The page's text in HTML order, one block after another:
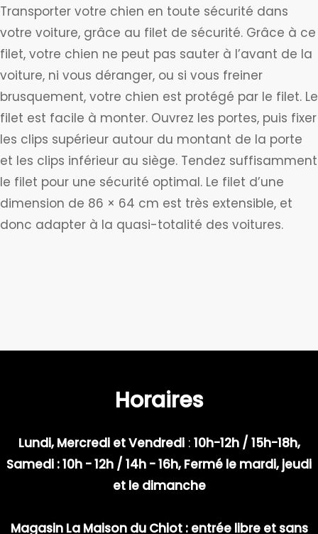
Transporter votre chien en toute sécurité dans
votre voiture, grâce au filet de sécurité. Grâce à ce
filet, votre chien ne peut pas sauter à l’avant de la
voiture, ni vous déranger, ou si vous freiner
brusquement, votre chien est protégé par le filet. Le
filet est facile à monter. Ouvrez les portes, puis fixer
les clips supérieur autour du montant de la porte
et les clips inférieur au siège. Tendez suffisamment
le filet pour une sécurité optimal. Le filet d’une
dimension de 86 × 64 cm est très extensible, et
donc adapter à la quasi-totalité des voitures.
Horaires
Lundi, Mercredi et Vendredi: 10h-12h / 15h-18h,
Samedi : 10h - 12h / 14h - 16h, Fermé le mardi, jeudi
et le dimanche
Magasin La Maison du Chiot : entrée libre et sans